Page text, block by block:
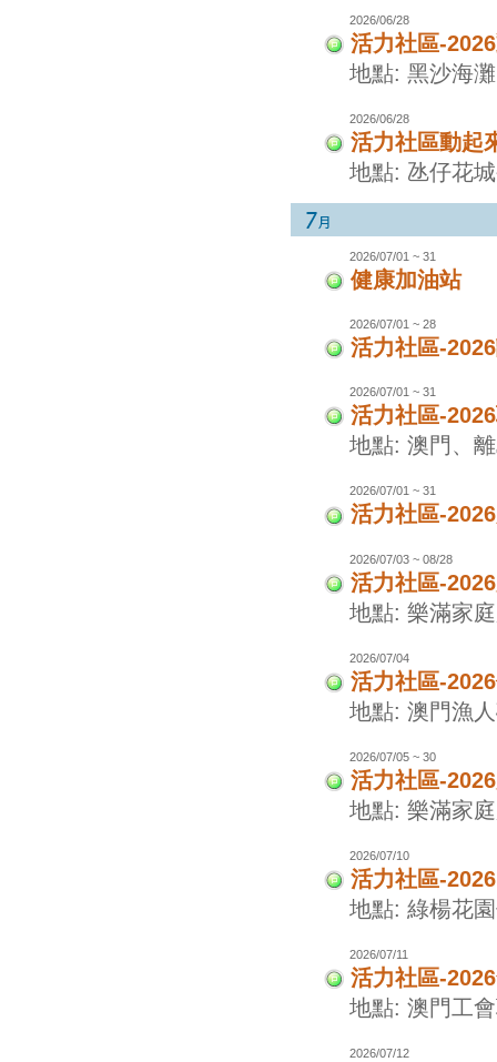
2026/06/28
活力社區-
地點: 黑沙海灘
2026/06/28
活力社區動起
地點: 氹仔花
2026/07/01 ~ 31
健康加油站
2026/07/01 ~ 28
活力社區-
2026/07/01 ~ 31
活力社區-
地點: 澳門、
2026/07/01 ~ 31
活力社區-
2026/07/03 ~ 08/28
活力社區-
地點: 樂滿家
2026/07/04
活力社區-
地點: 澳門漁
2026/07/05 ~ 30
活力社區-
地點: 樂滿家
2026/07/10
活力社區-
地點: 綠楊花
2026/07/11
活力社區-
地點: 澳門工
2026/07/12